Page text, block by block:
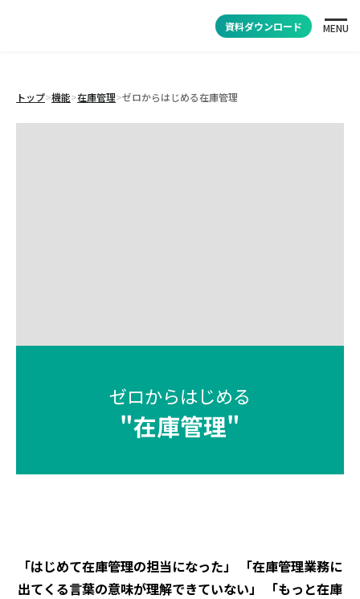
資料ダウンロード MENU
トップ>機能>在庫管理>ゼロからはじめる在庫管理
ゼロからはじめる
"在庫管理"
「はじめて在庫管理の担当になった」 「在庫管理業務に
出てくる言葉の意味が理解できていない」 「もっと在庫